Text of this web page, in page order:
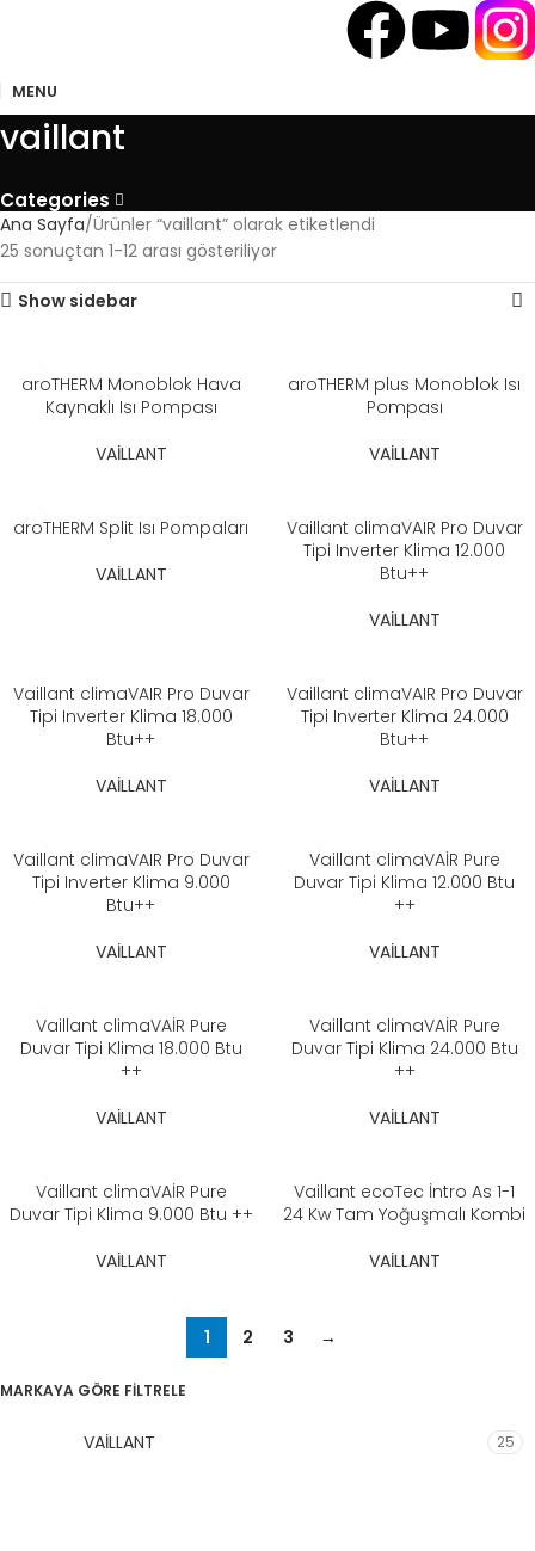
MENU
vaillant
Categories
MARKAYA GÖRE FİLTRELE
VAİLLANT 25
Ana Sayfa Ürünler “vaillant” olarak etiketlendi
25 sonuçtan 1-12 arası gösteriliyor
Show sidebar
aroTHERM Monoblok Hava
Kaynaklı Isı Pompası
VAİLLANT
aroTHERM plus Monoblok Isı
Pompası
VAİLLANT
aroTHERM Split Isı Pompaları
VAİLLANT
Vaillant climaVAIR Pro Duvar
Tipi Inverter Klima 12.000
Btu++
VAİLLANT
Vaillant climaVAIR Pro Duvar
Tipi Inverter Klima 18.000
Btu++
VAİLLANT
Vaillant climaVAIR Pro Duvar
Tipi Inverter Klima 24.000
Btu++
VAİLLANT
Vaillant climaVAIR Pro Duvar
Tipi Inverter Klima 9.000
Btu++
VAİLLANT
Vaillant climaVAİR Pure
Duvar Tipi Klima 12.000 Btu
++
VAİLLANT
Vaillant climaVAİR Pure
Duvar Tipi Klima 18.000 Btu
++
VAİLLANT
Vaillant climaVAİR Pure
Duvar Tipi Klima 24.000 Btu
++
VAİLLANT
Vaillant climaVAİR Pure
Duvar Tipi Klima 9.000 Btu ++
VAİLLANT
Vaillant ecoTec İntro As 1-1
24 Kw Tam Yoğuşmalı Kombi
VAİLLANT
1 2 3 →